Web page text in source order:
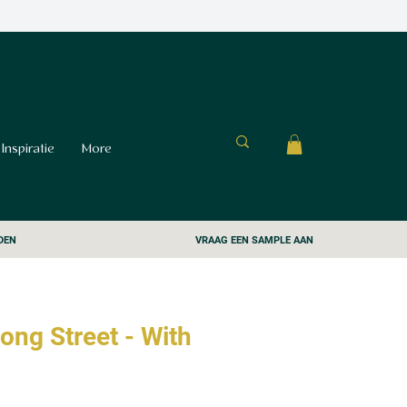
Inspiratie More
VRAAG EEN SAMPLE AAN
Street - With